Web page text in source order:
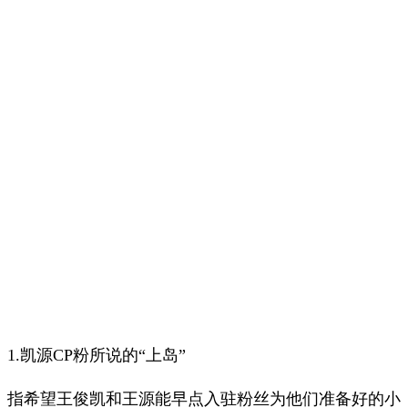
1.凯源CP粉所说的“上岛”
指希望王俊凯和王源能早点入驻粉丝为他们准备好的小